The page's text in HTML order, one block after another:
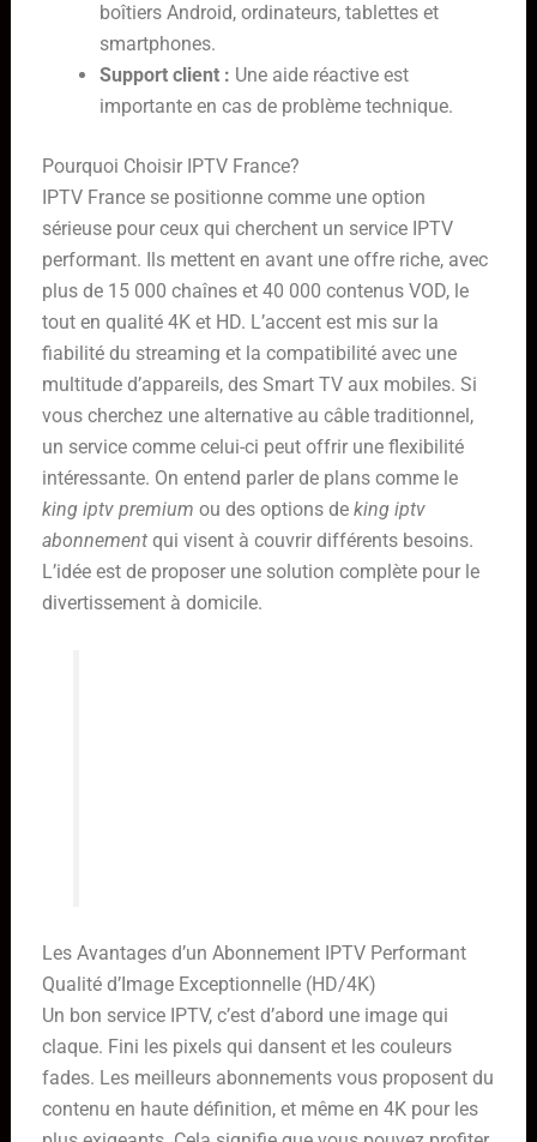
boîtiers Android, ordinateurs, tablettes et
smartphones.
Support client : Une aide réactive est
importante en cas de problème technique.
Pourquoi Choisir IPTV France?
IPTV France se positionne comme une option
sérieuse pour ceux qui cherchent un service IPTV
performant. Ils mettent en avant une offre riche, avec
plus de 15 000 chaînes et 40 000 contenus VOD, le
tout en qualité 4K et HD. L’accent est mis sur la
fiabilité du streaming et la compatibilité avec une
multitude d’appareils, des Smart TV aux mobiles. Si
vous cherchez une alternative au câble traditionnel,
un service comme celui-ci peut offrir une flexibilité
intéressante. On entend parler de plans comme le
king iptv premium ou des options de king iptv
abonnementqui visent à couvrir différents besoins.
L’idée est de proposer une solution complète pour le
divertissement à domicile.
Les Avantages d’un Abonnement IPTV Performant
Qualité d’Image Exceptionnelle (HD/4K)
Un bon service IPTV, c’est d’abord une image qui
claque. Fini les pixels qui dansent et les couleurs
fades. Les meilleurs abonnements vous proposent du
contenu en haute définition, et même en 4K pour les